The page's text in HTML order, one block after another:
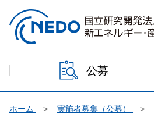
本文へジャンプ
公募
ホーム 実施者募集（公募）